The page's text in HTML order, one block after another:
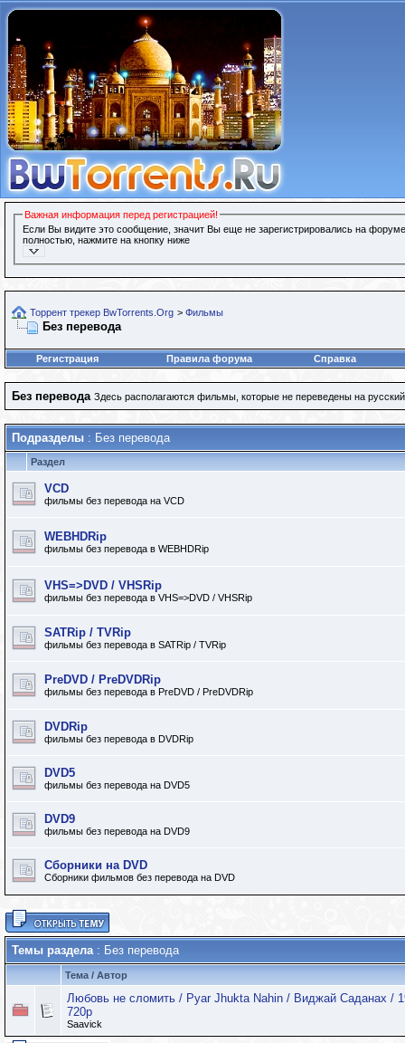
Важная информация перед регистрацией!
Если Вы видите это сообщение, значит Вы еще не зарегистрировались на
полностью, нажмите на кнопку ниже
Торрент трекер BwTorrents.Org > Фильмы
Без перевода
Регистрация Правила форума Справка
Без перевода Здесь располагаются фильмы, которые не переведены на
Подразделы : Без перевода
Раздел
VCD
фильмы без перевода на VCD
WEBHDRip
фильмы без перевода в WEBHDRip
VHS=>DVD / VHSRip
фильмы без перевода в VHS=>DVD / VHSRip
SATRip / TVRip
фильмы без перевода в SATRip / TVRip
PreDVD / PreDVDRip
фильмы без перевода в PreDVD / PreDVDRip
DVDRip
фильмы без перевода в DVDRip
DVD5
фильмы без перевода на DVD5
DVD9
фильмы без перевода на DVD9
Сборники на DVD
Сборники фильмов без перевода на DVD
Темы раздела: Без перевода
Тема / Автор
Любовь не сломить / Pyar Jhukta Nahin / Виджай Саданах /
720p
Saavick